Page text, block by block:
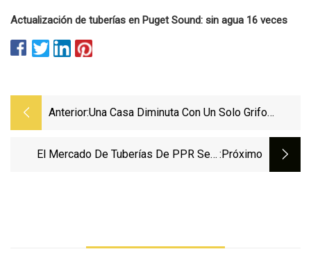
Actualización de tuberías en Puget Sound: sin agua 16 veces
Anterior:Una Casa Diminuta Con Un Solo Grifo
Dólares
El Mercado De Tuberías De PPR Será :próximo